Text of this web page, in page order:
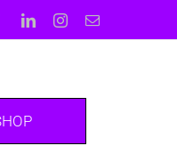
FacebookLinkedInInstagram
Email